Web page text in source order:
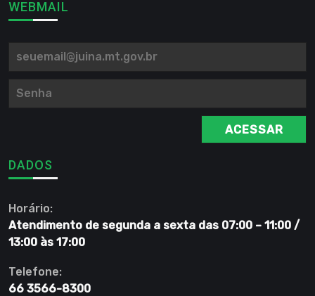
WEBMAIL
ACESSAR
DADOS
Horário:
Atendimento de segunda a sexta das 07:00 – 11:00 /
13:00 às 17:00
Telefone:
66 3566-8300